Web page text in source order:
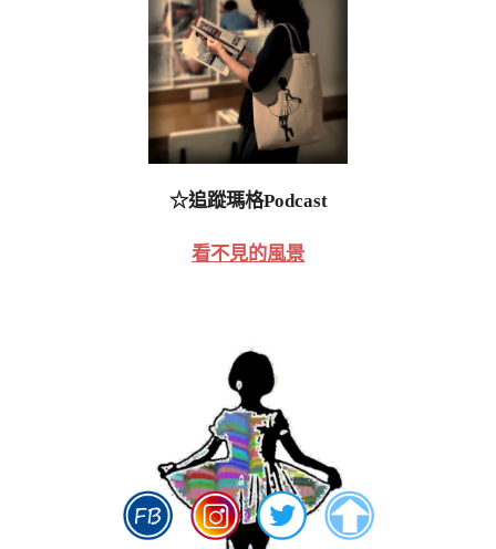
☆追蹤瑪格Podcast
看不見的風景